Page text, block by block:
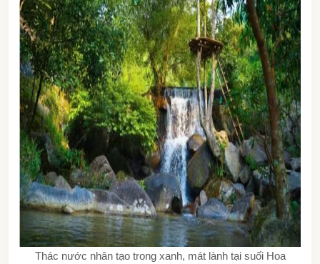
Thác nước nhân tạo trong xanh, mát lành tại suối Hoa